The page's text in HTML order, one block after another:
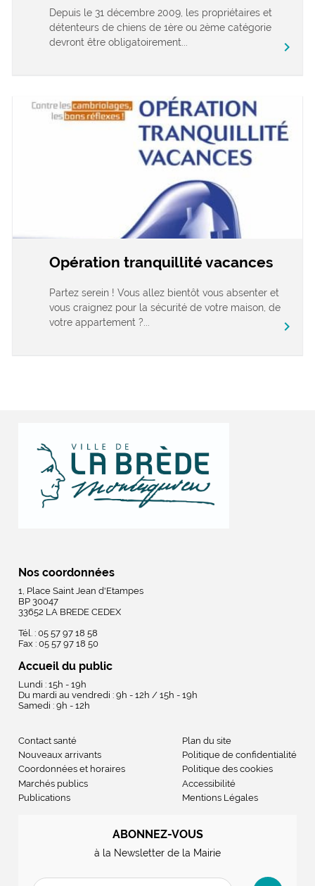
Depuis le 31 décembre 2009, les propriétaires et
détenteurs de chiens de 1ère ou 2ème catégorie
devront être obligatoirement...
chevron_right
Opération tranquillité vacances
Partez serein ! Vous allez bientôt vous absenter et
vous craignez pour la sécurité de votre maison, de
votre appartement ?...
chevron_right
Nos coordonnées
1, Place Saint Jean d'Etampes
BP 30047
33652 LA BREDE CEDEX
Tél. : 05 57 97 18 58
Fax : 05 57 97 18 50
Accueil du public
Lundi : 15h - 19h
Du mardi au vendredi : 9h - 12h / 15h - 19h
Samedi : 9h - 12h
Contact santé
Nouveaux arrivants
Coordonnées et horaires
Marchés publics
Publications
Plan du site
Politique de confidentialité
Politique des cookies
Accessibilité
Mentions Légales
ABONNEZ-VOUS
à la Newsletter de la Mairie